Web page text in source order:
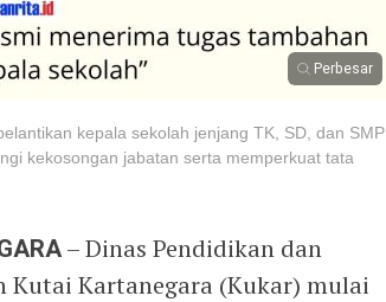
Perbesar
kepala sekolah jenjang TK, SD, dan SMP
kekosongan jabatan serta memperkuat tata
– Dinas Pendidikan dan
Kutai Kartanegara (Kukar) mulai